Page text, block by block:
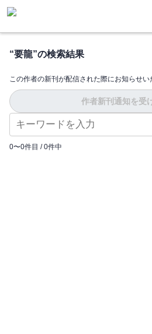
“要龍”の検索結果
この作者の新刊が配信された際にお知らせい
作者新刊通知を受
0〜0件目 / 0件中